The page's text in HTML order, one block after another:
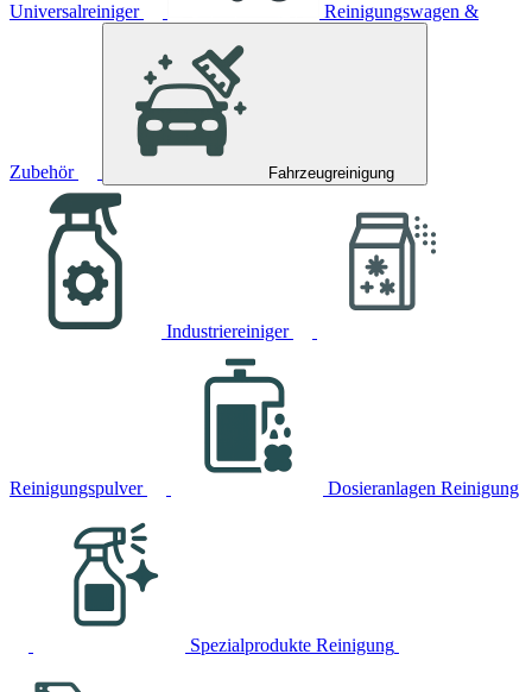
Universalreiniger Reinigungswagen &
Zubehör Fahrzeugreinigung
Industriereiniger
Reinigungspulver Dosieranlagen Reinigung
Spezialprodukte Reinigung